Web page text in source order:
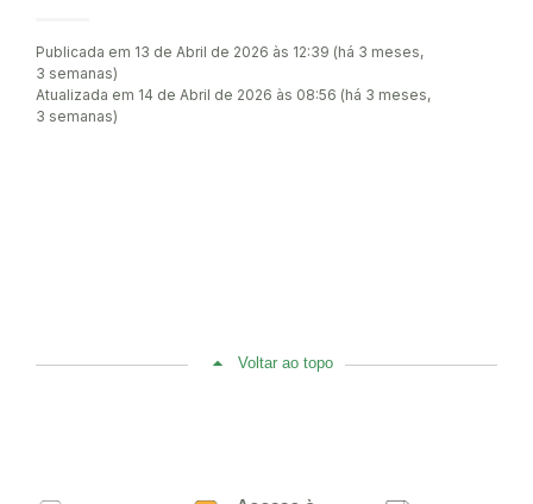
Publicada em 13 de Abril de 2026 às 12:39 (há 3 meses,
3 semanas)
Atualizada em 14 de Abril de 2026 às 08:56 (há 3 meses,
3 semanas)
Voltar ao topo